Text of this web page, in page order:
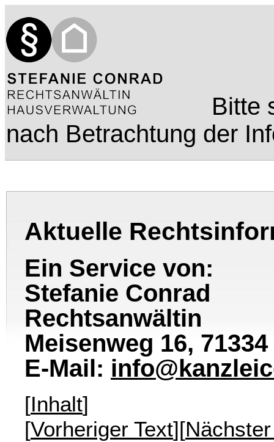
Bitte
nach Betrachtung der
Aktuelle
Ein Service von:
Stefanie Conrad
Rechtsanwältin
Meisenweg 16,
E-Mail:
[Inhalt]
[Vorheriger Text][